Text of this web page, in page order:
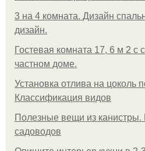
3 на 4 комната. Дизайн
дизайн.
Гостевая комната 17, 6 м 2 с
частном доме.
Установка отлива на цоколь
Классификация видов
Полезные вещи из канистры.
садоводов